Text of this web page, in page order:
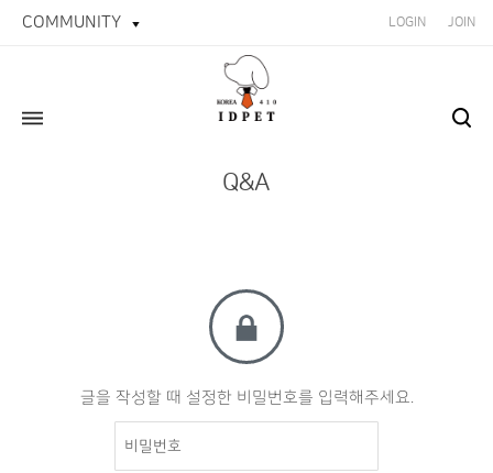
COMMUNITY LOGIN JOIN
Q&A
글을 작성할 때 설정한 비밀번호를 입력해주세요.